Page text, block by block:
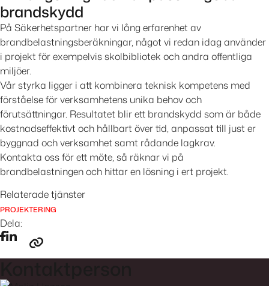
brandskydd
På Säkerhetspartner har vi lång erfarenhet av
brandbelastningsberäkningar, något vi redan idag använder
i projekt för exempelvis skolbibliotek och andra offentliga
miljöer.
Vår styrka ligger i att kombinera teknisk kompetens med
förståelse för verksamhetens unika behov och
förutsättningar. Resultatet blir ett brandskydd som är både
kostnadseffektivt och hållbart över tid, anpassat till just er
byggnad och verksamhet samt rådande lagkrav.
Kontakta oss för ett möte, så räknar vi på
brandbelastningen och hittar en lösning i ert projekt.
Relaterade tjänster
PROJEKTERING
Dela: